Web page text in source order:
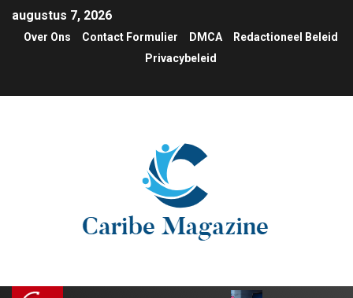
augustus 7, 2026
Over Ons Contact Formulier DMCA
Redactioneel Beleid
Privacybeleid